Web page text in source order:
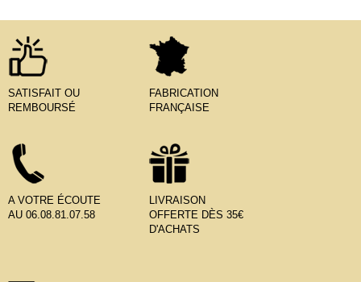
SATISFAIT OU
REMBOURSÉ
FABRICATION
FRANÇAISE
A VOTRE ÉCOUTE
AU 06.08.81.07.58
LIVRAISON
OFFERTE DÈS 35€
D'ACHATS